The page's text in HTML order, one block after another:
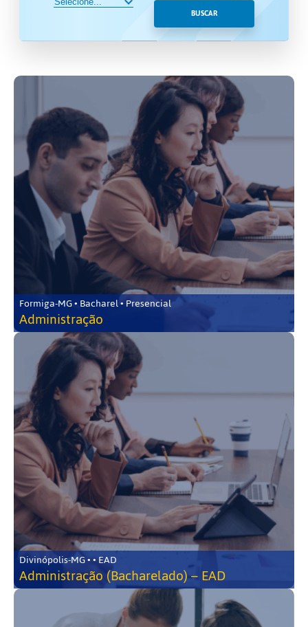
BUSCAR
Formiga-MG • Bacharel • Presencial
Administração
Divinópolis-MG • • EAD
Administração (Bacharelado) – EAD